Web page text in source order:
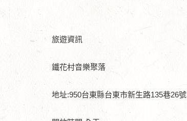
旅遊資訊
鐵花村音樂聚落
地址:950台東縣台東市新生路135巷26號